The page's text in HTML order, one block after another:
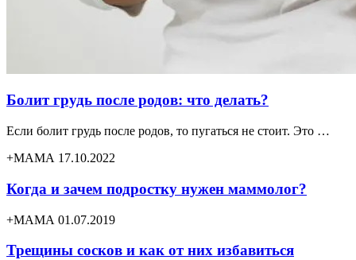
Болит грудь после родов: что делать?
Если болит грудь после родов, то пугаться не стоит. Это …
+МАМА 17.10.2022
Когда и зачем подростку нужен маммолог?
+МАМА 01.07.2019
Трещины сосков и как от них избавиться